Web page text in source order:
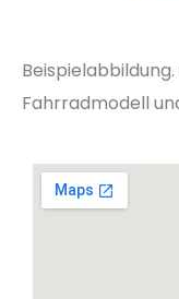
Fahrradmodell